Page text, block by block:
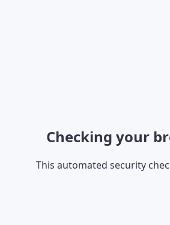
Checking your
This automated security